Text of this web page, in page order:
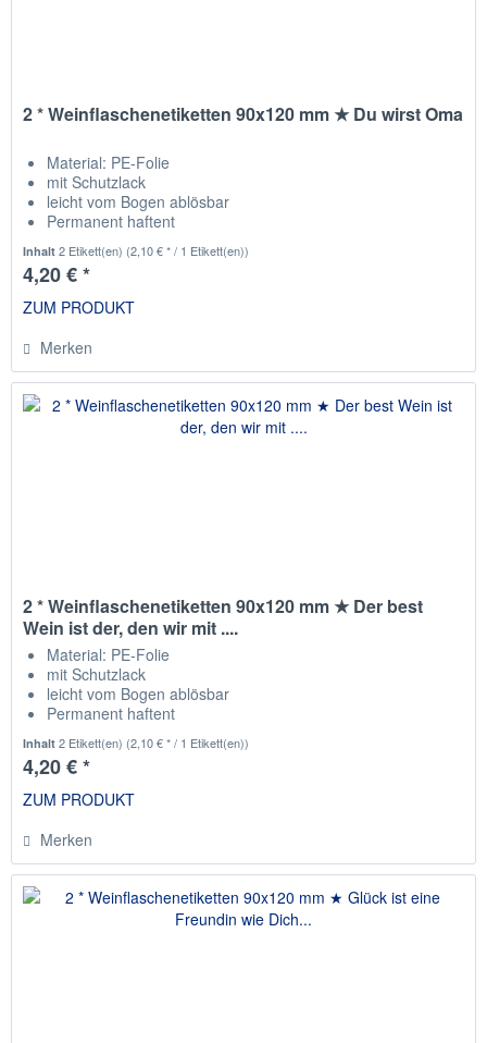
2 * Weinflaschenetiketten 90x120 mm ★ Du wirst Oma
Material: PE-Folie
mit Schutzlack
leicht vom Bogen ablösbar
Permanent haftent
Inhalt2 Etikett(en) (2,10 € * / 1 Etikett(en))
4,20 € *
ZUM PRODUKT
Merken
2 * Weinflaschenetiketten 90x120 mm ★ Der best
Wein ist der, den wir mit ....
Material: PE-Folie
mit Schutzlack
leicht vom Bogen ablösbar
Permanent haftent
Inhalt2 Etikett(en) (2,10 € * / 1 Etikett(en))
4,20 € *
ZUM PRODUKT
Merken